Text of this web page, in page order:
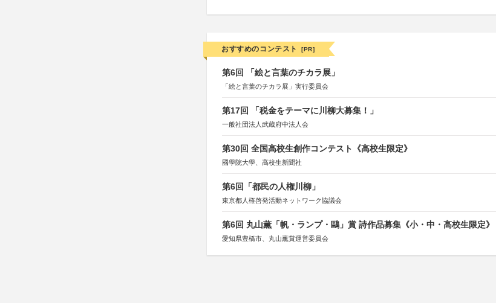
おすすめのコンテスト [PR]
第6回 「絵と言葉のチカラ展」
「絵と言葉のチカラ展」実行委員会
第17回 「税金をテーマに川柳大募集！」
一般社団法人武蔵府中法人会
第30回 全国高校生創作コンテスト《高校生限定》
國學院大學、高校生新聞社
第6回「都民の人権川柳」
東京都人権啓発活動ネットワーク協議会
第6回 丸山薫「帆・ランプ・鷗」賞 詩作品募集《小・中・高校生限定》
愛知県豊橋市、丸山薫賞運営委員会